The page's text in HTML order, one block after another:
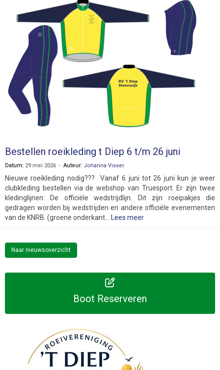
Bestellen roeikleding t Diep 6 t/m 26 juni
Datum: 29 mei 2026 -Auteur: Johanna Visser
Nieuwe roeikleding nodig??? Vanaf 6 juni tot 26 juni kun je weer
clubkleding bestellen via de webshop van Truesport. Er zijn twee
kledinglijnen: De officiële wedstrijdlijn. Dit zijn roeipakjes die
gedragen worden bij wedstrijden en andere officiële evenementen
van de KNRB. (groene onderkant...
Lees meer
Naar nieuwsoverzicht
Boot Reserveren